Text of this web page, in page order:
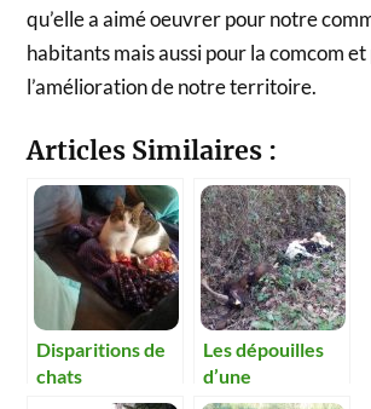
qu’elle a aimé oeuvrer pour notre
habitants mais aussi pour la comcom
l’amélioration de notre territoire.
Articles Similaires :
Disparitions de
chats
Les dépouilles
d’une
quarantaine de